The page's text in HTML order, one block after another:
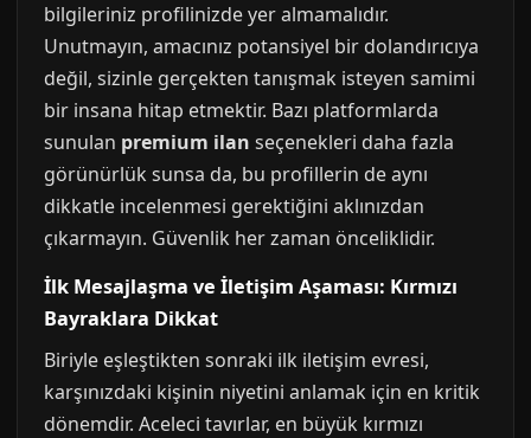
bilgileriniz profilinizde yer almamalıdır.
Unutmayın, amacınız potansiyel bir dolandırıcıya
değil, sizinle gerçekten tanışmak isteyen samimi
bir insana hitap etmektir. Bazı platformlarda
sunulan premium ilan seçenekleri daha fazla
görünürlük sunsa da, bu profillerin de aynı
dikkatle incelenmesi gerektiğini aklınızdan
çıkarmayın. Güvenlik her zaman önceliklidir.
İlk Mesajlaşma ve İletişim Aşaması: Kırmızı
Bayraklara Dikkat
Biriyle eşleştikten sonraki ilk iletişim evresi,
karşınızdaki kişinin niyetini anlamak için en kritik
dönemdir. Aceleci tavırlar, en büyük kırmızı